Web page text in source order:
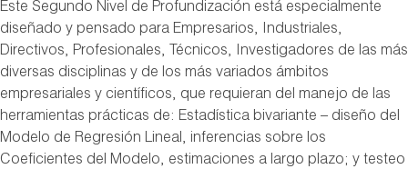
Este Segundo Nivel de Profundización está especialmente
diseñado y pensado para Empresarios, Industriales,
Directivos, Profesionales, Técnicos, Investigadores de las más
diversas disciplinas y de los más variados ámbitos
empresariales y científicos, que requieran del manejo de las
herramientas prácticas de: Estadística bivariante – diseño del
Modelo de Regresión Lineal, inferencias sobre los
Coeficientes del Modelo, estimaciones a largo plazo; y testeo